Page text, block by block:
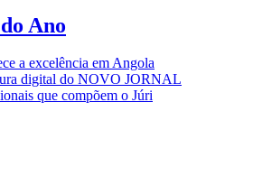
Ano
a excelência em Angola
digital do NOVO JORNAL
que compõem o Júri